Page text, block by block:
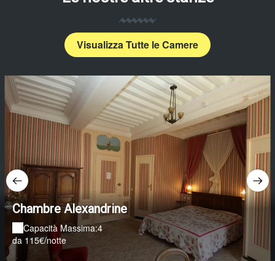
Visualizza Tutte le Camere
Chambre Alexandrine
Capacità Massima:4
da 115€/notte